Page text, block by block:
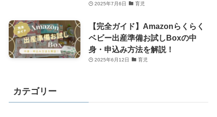
2025年7月6日 育児
【完全ガイド】Amazonらくらく
ベビー出産準備お試しBoxの中
身・申込み方法を解説！
2025年6月12日 育児
カテゴリー